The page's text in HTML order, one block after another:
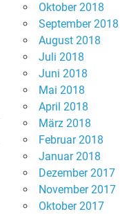
Oktober 2018
September 2018
August 2018
Juli 2018
Juni 2018
Mai 2018
April 2018
März 2018
Februar 2018
Januar 2018
Dezember 2017
November 2017
Oktober 2017